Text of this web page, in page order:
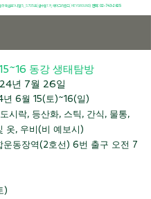
구 뚝섬로1나길 5, .S705호(성수동1가, 헤이그라운드( HEYGROUND) 전화: 02-743-2625
동강 생태탐방
년 7월 26일
6월 15(토)~16(일)
시락, 등산화, 스틱, 간식, 물통,
옷, 우비(비 예보시)
운동장역(2호선) 6번 출구 오전 7
)